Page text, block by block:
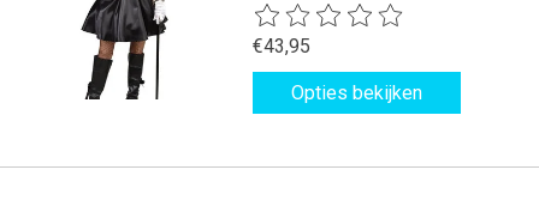
De beoordeling van dit product is
€43,95
Opties bekijken